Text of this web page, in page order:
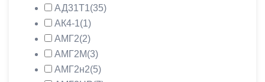
АД31Т1(35)
АК4-1(1)
АМГ2(2)
АМГ2М(3)
АМГ2н2(5)